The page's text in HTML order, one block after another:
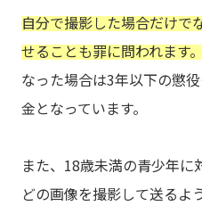
自分で撮影した場合だけで
せることも罪に問われます
なった場合は3年以下の懲
金となっています。
また、18歳未満の青少年に
どの画像を撮影して送るよ